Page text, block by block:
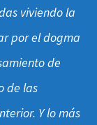
viviendo la
por el dogma
de
de las
Y lo más